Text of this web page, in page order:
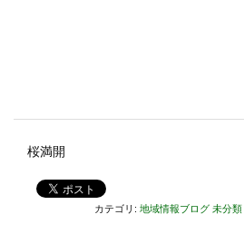
桜満開
カテゴリ: 地域情報ブログ 未分類